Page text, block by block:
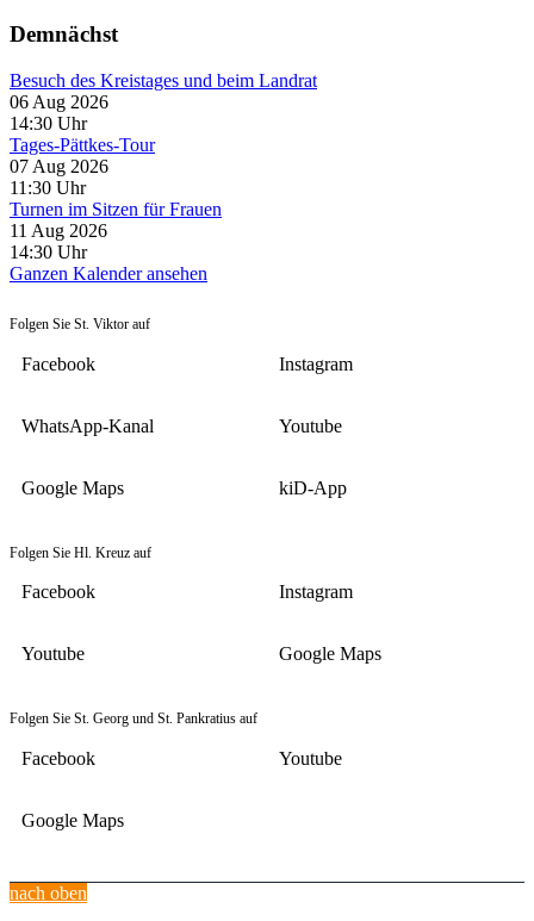
Demnächst
Besuch des Kreistages und beim Landrat
06 Aug 2026
14:30 Uhr
Tages-Pättkes-Tour
07 Aug 2026
11:30 Uhr
Turnen im Sitzen für Frauen
11 Aug 2026
14:30 Uhr
Ganzen Kalender ansehen
Folgen Sie St. Viktor auf
Facebook Instagram
WhatsApp-Kanal Youtube
Google Maps kiD-App
Folgen Sie Hl. Kreuz auf
Facebook Instagram
Youtube Google Maps
Folgen Sie St. Georg und St. Pankratius auf
Facebook Youtube
Google Maps
nach oben